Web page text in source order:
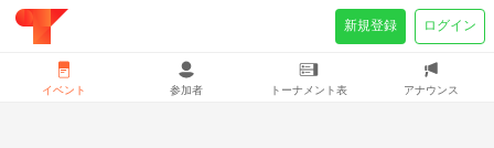
イベント 参加者 トーナメント表 アナウンス
新規登録 ログイン